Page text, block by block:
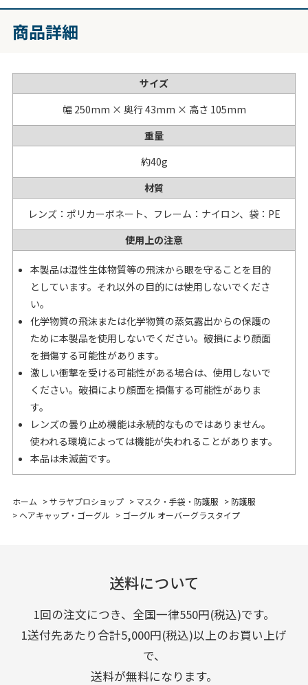
商品詳細
サイズ
幅 250mm × 奥行 43mm × 高さ 105mm
重量
約40g
材質
レンズ：ポリカーボネート、フレーム：ナイロン、袋：PE
使用上の注意
本製品は湿性生体物質等の飛沫から眼を守ることを目的
としています。それ以外の目的には使用しないでくださ
い。
化学物質の飛沫または化学物質の蒸気露出からの保護の
ために本製品を使用しないでください。破損により顔面
を損傷する可能性があります。
激しい衝撃を受ける可能性がある場合は、使用しないで
ください。破損により顔面を損傷する可能性がありま
す。
レンズの曇り止め機能は永続的なものではありません。
使われる環境によっては機能が失われることがあります。
本品は未滅菌です。
ホーム >サラヤプロショップ > マスク・手袋・防護服 > 防護服
> ヘアキャップ・ゴーグル > ゴーグル オーバーグラスタイプ
送料について
1回の注文につき、全国一律550円(税込)です。
1送付先あたり合計5,000円(税込)以上のお買い上げ
で、
送料が無料になります。